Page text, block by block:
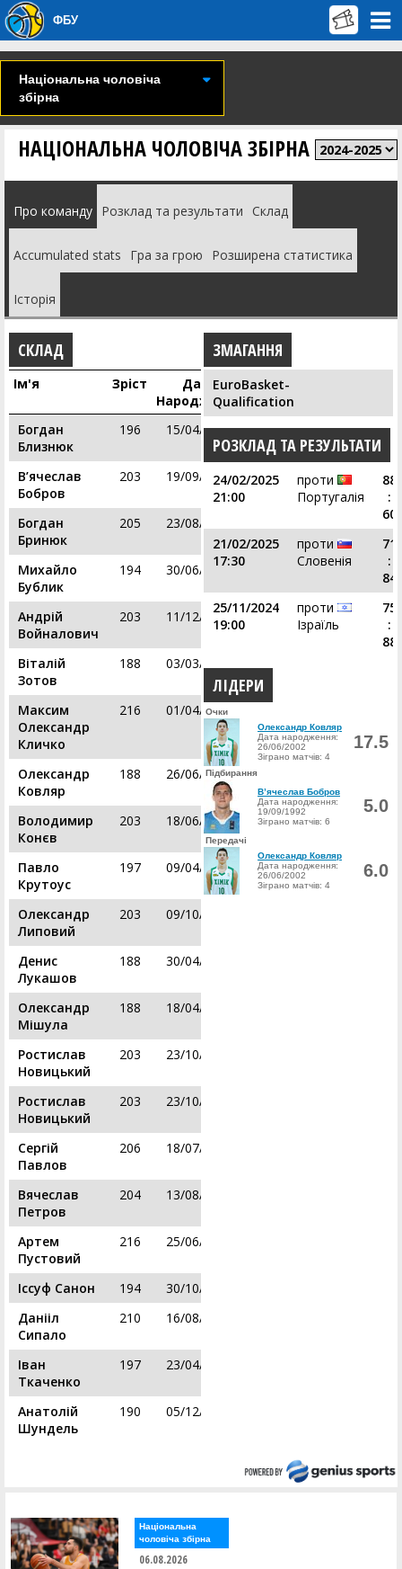
ФБУ
Національна чоловіча
збірна
НАЦІОНАЛЬНА ЧОЛОВІЧА ЗБІРНА
Про команду Розклад та результати Склад
Accumulated stats Гра за грою Розширена статистика
Історія
СКЛАД
Ім'я Зріст
Дата
Народження
Богдан
Близнюк
196 15/04/1995
В’ячеслав
Бобров
203 19/09/1992
Богдан
Бринюк
205 23/08/2003
Михайло
Бублик
194 30/06/2003
Андрій
Войналович
203 11/12/1999
Віталій
Зотов
188 03/03/1997
Максим
Олександр
Кличко
216 01/04/2005
Олександр
Ковляр
188 26/06/2002
Володимир
Конєв
203 18/06/1989
Павло
Крутоус
197 09/04/1992
Олександр
Липовий
203 09/10/1991
Денис
Лукашов
188 30/04/1989
Олександр
Мішула
188 18/04/1992
Ростислав
Новицький
203 23/10/2000
Ростислав
Новицький
203 23/10/2000
Сергій
Павлов
206 18/07/1997
Вячеслав
Петров
204 13/08/1994
Артем
Пустовий
216 25/06/1992
Іссуф Санон 194
30/10/1999
Данііл
Сипало
210 16/08/2005
Іван
Ткаченко
197 23/04/1997
Анатолій
Шундель
190 05/12/1993
ЗМАГАННЯ
EuroBasket-
Qualification
РОЗКЛАД ТА РЕЗУЛЬТАТИ
24/02/2025
21:00
проти
Португалія
88
:
60
21/02/2025
17:30
проти
Словенія
71
:
84
25/11/2024
19:00
проти
Ізраїль
75
:
88
ЛІДЕРИ
Очки
Олександр Ковляр
Дата народження:
26/06/2002
Зіграно матчів: 4
17.5
Підбирання
В’ячеслав Бобров
Дата народження:
19/09/1992
Зіграно матчів: 6
5.0
Передачі
Олександр Ковляр
Дата народження:
26/06/2002
Зіграно матчів: 4
6.0
Національна
чоловіча збірна
06.08.2026